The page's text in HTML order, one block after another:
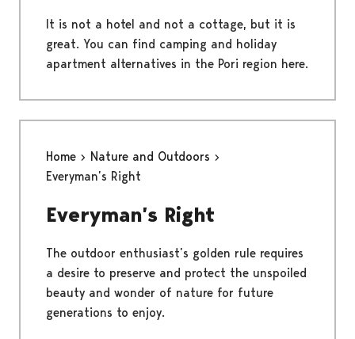
It is not a hotel and not a cottage, but it is
great. You can find camping and holiday
apartment alternatives in the Pori region here.
Home
Nature and Outdoors
Everyman’s Right
Everyman’s Right
The outdoor enthusiast’s golden rule requires
a desire to preserve and protect the unspoiled
beauty and wonder of nature for future
generations to enjoy.